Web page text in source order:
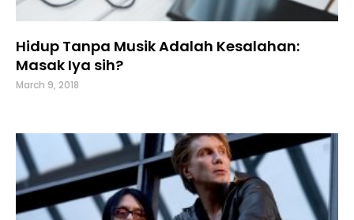
Hidup Tanpa Musik Adalah Kesalahan:
Masak Iya sih?
March 9, 2018